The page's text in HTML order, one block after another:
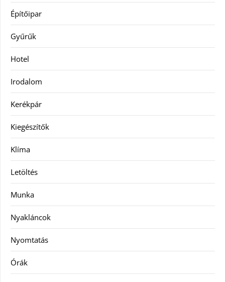
Építőipar
Gyűrűk
Hotel
Irodalom
Kerékpár
Kiegészítők
Klíma
Letöltés
Munka
Nyakláncok
Nyomtatás
Órák